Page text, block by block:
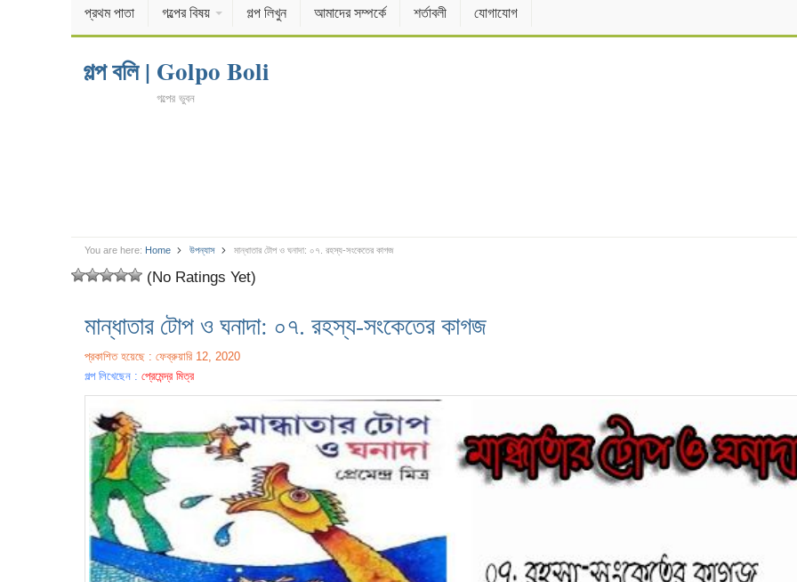
প্রথম পাতা গল্পের বিষয় গল্প লিখুন আমাদের সম্পর্কে শর্তাবলী যোগাযোগ
গল্প বলি | Golpo Boli
গল্পের ভুবন
You are here: Home উপন্যাস মান্ধাতার টোপ ও ঘনাদা: ০৭. রহস্য-সংকেতের কাগজ
(No Ratings Yet)
মান্ধাতার টোপ ও ঘনাদা: ০৭. রহস্য-সংকেতের কাগজ
প্রকাশিত হয়েছে : ফেব্রুয়ারি 12, 2020
গল্প লিখেছেন : প্রেমেন্দ্র মিত্র